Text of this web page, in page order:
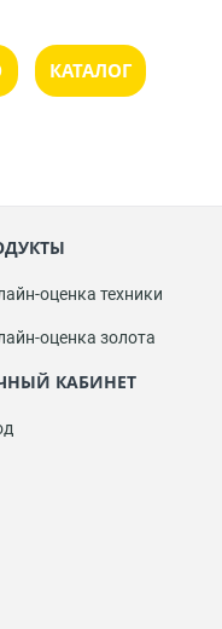
КАТАЛОГ
оценка техники
оценка золота
КАБИНЕТ